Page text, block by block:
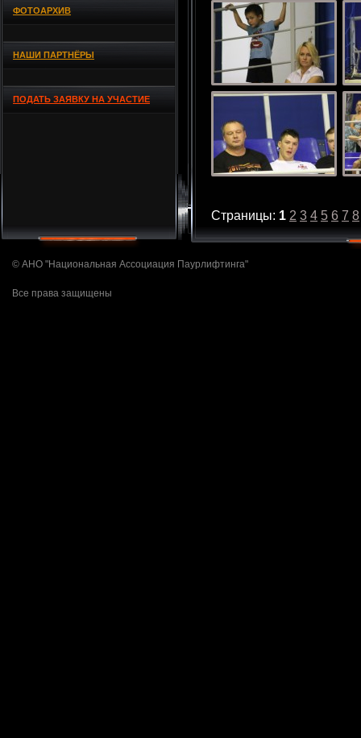
ФОТОАРХИВ
НАШИ ПАРТНЁРЫ
ПОДАТЬ ЗАЯВКУ НА УЧАСТИЕ
Страницы: 1 2 3 4 5 6 7 8
© АНО "Национальная Ассоциация Паурлифтинга"
Все права защищены